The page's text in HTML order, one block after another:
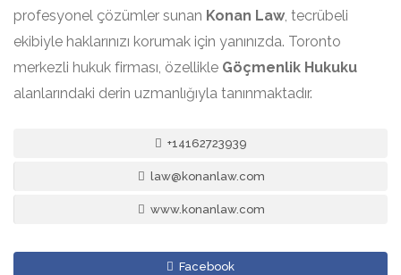
profesyonel çözümler sunan Konan Law, tecrübeli
ekibiyle haklarınızı korumak için yanınızda. Toronto
merkezli hukuk firması, özellikle Göçmenlik Hukuku
alanlarındaki derin uzmanlığıyla tanınmaktadır.
+14162723939
law@konanlaw.com
www.konanlaw.com
Facebook